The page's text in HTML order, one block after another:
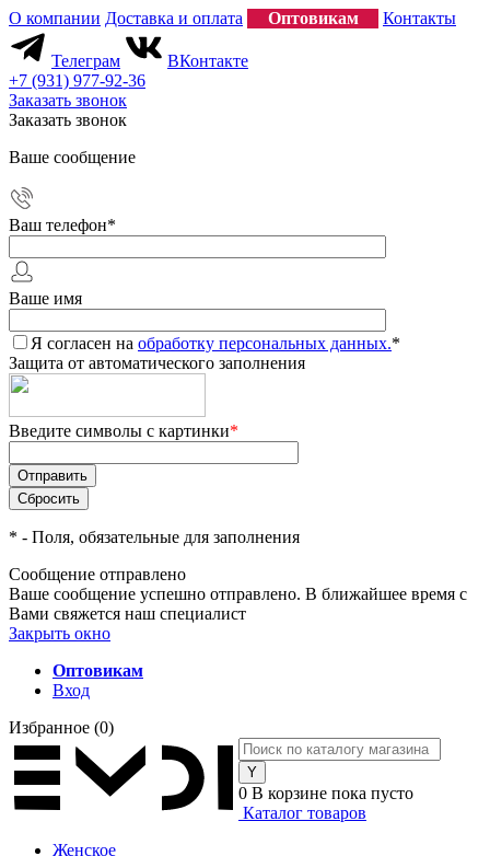
О компании Доставка и оплата Оптовикам Контакты
Телеграм
ВКонтакте
+7 (931) 977-92-36
Заказать звонок
Заказать звонок
Ваше сообщение
Ваш телефон*
Ваше имя
Я согласен на обработку персональных данных.*
Защита от автоматического заполнения
Введите символы с картинки*
* - Поля, обязательные для заполнения
Сообщение отправлено
Ваше сообщение успешно отправлено. В ближайшее время с
Вами свяжется наш специалист
Закрыть окно
Оптовикам
Вход
Избранное (0)
0 В корзине пока пусто
Каталог товаров
Женское